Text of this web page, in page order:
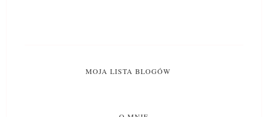
MOJA LISTA BLOGÓW